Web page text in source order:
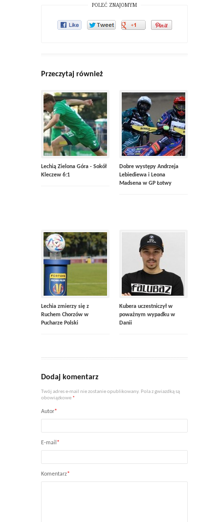
POLEĆ ZNAJOMYM
Przeczytaj również
Lechią Zielona Góra - Sokół
Kleczew 6:1
Dobre występy Andrzeja
Lebiediewa i Leona
Madsena w GP Łotwy
Lechia zmierzy się z
Ruchem Chorzów w
Pucharze Polski
Kubera uczestniczył w
poważnym wypadku w
Danii
Dodaj komentarz
Twój adres e-mail nie zostanie opublikowany. Pola z gwiazdką są
obowiązkowe *
Autor*
E-mail *
Komentarz*